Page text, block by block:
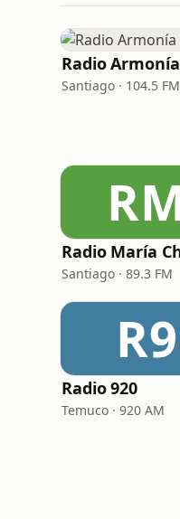
Radio Armonía
Santiago · 104.5 FM
Radio María
Santiago · 89.3 FM
R9
Radio 920
Temuco · 920 AM